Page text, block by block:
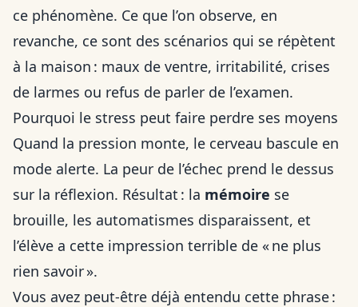
ce phénomène. Ce que l’on observe, en
revanche, ce sont des scénarios qui se répètent
à la maison : maux de ventre, irritabilité, crises
de larmes ou refus de parler de l’examen.
Pourquoi le stress peut faire perdre ses moyens
Quand la pression monte, le cerveau bascule en
mode alerte. La peur de l’échec prend le dessus
sur la réflexion. Résultat : la mémoire se
brouille, les automatismes disparaissent, et
l’élève a cette impression terrible de « ne plus
rien savoir ».
Vous avez peut-être déjà entendu cette phrase :